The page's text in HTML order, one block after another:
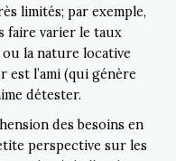
limités; par exemple,
faire varier le taux
la nature locative
est l’ami (qui génère
détester.
des besoins en
perspective sur les